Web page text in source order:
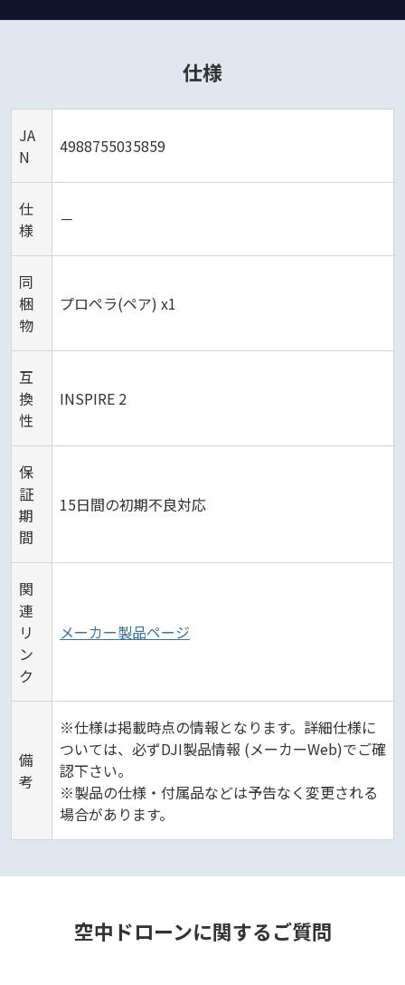
仕様
JA
N
4988755035859
仕
様
－
同
梱
物
プロペラ(ペア) x1
互
換
性
INSPIRE 2
保
証
期
間
15日間の初期不良対応
関
連
リ
ン
ク
メーカー製品ページ
備
考
※仕様は掲載時点の情報となります。詳細仕様に
ついては、必ずDJI製品情報 (メーカーWeb)でご確
認下さい。
※製品の仕様・付属品などは予告なく変更される
場合があります。
空中ドローンに関するご質問